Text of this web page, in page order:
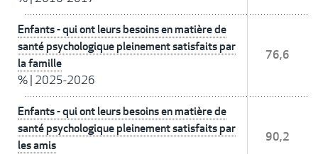
Enfants - qui ont leurs besoins en matière de
santé psychologique pleinement satisfaits par
la famille
% 2025-2026
76,6
Enfants - qui ont leurs besoins en matière de
santé psychologique pleinement satisfaits par
les amis
90,2